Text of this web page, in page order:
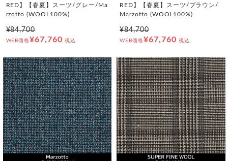
RED】【春夏】スーツ/グレー/Ma
rzotto (WOOL100%)
¥84,700
WEB価格¥67,760 税込
RED】【春夏】スーツ/ブラウン/
Marzotto (WOOL100%)
¥84,700
WEB価格¥67,760 税込